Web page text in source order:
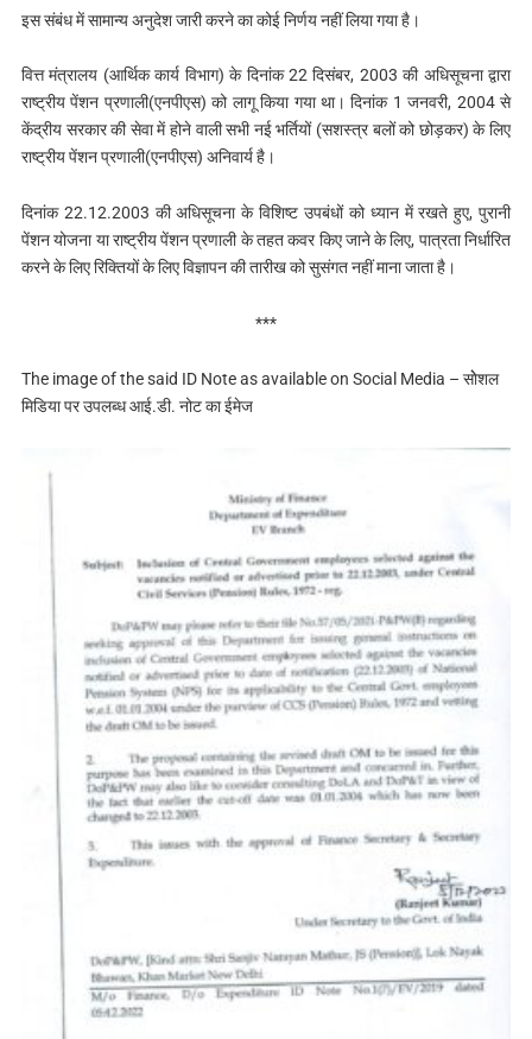
इस संबंध में सामान्य अनुदेश जारी करने का कोई निर्णय नहीं लिया गया है।
वित्त मंत्रालय (आर्थिक कार्य विभाग) के दिनांक 22 दिसंबर, 2003 की अधिसूचना द्वारा
राष्ट्रीय पेंशन प्रणाली(एनपीएस) को लागू किया गया था। दिनांक 1 जनवरी, 2004 से
केंद्रीय सरकार की सेवा में होने वाली सभी नई भर्तियों (सशस्त्र बलों को छोड़कर) के लिए
राष्ट्रीय पेंशन प्रणाली(एनपीएस) अनिवार्य है।
दिनांक 22.12.2003 की अधिसूचना के विशिष्ट उपबंधों को ध्यान में रखते हुए, पुरानी
पेंशन योजना या राष्ट्रीय पेंशन प्रणाली के तहत कवर किए जाने के लिए, पात्रता निर्धारित
करने के लिए रिक्तियों के लिए विज्ञापन की तारीख को सुसंगत नहीं माना जाता है।
***
The image of the said ID Note as available on Social Media – साेेशल
मिड‍िया पर उपलब्‍ध आई.डी. नोट का ईमेज